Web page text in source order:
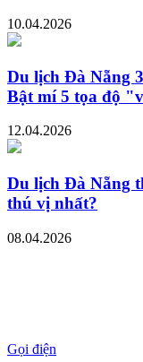
10.04.2026
Du lịch Đà Nẵng
Bật mí 5 tọa độ
12.04.2026
Du lịch Đà Nẵng
thú vị nhất?
08.04.2026
Gọi điện